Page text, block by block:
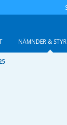
NÄMNDER &